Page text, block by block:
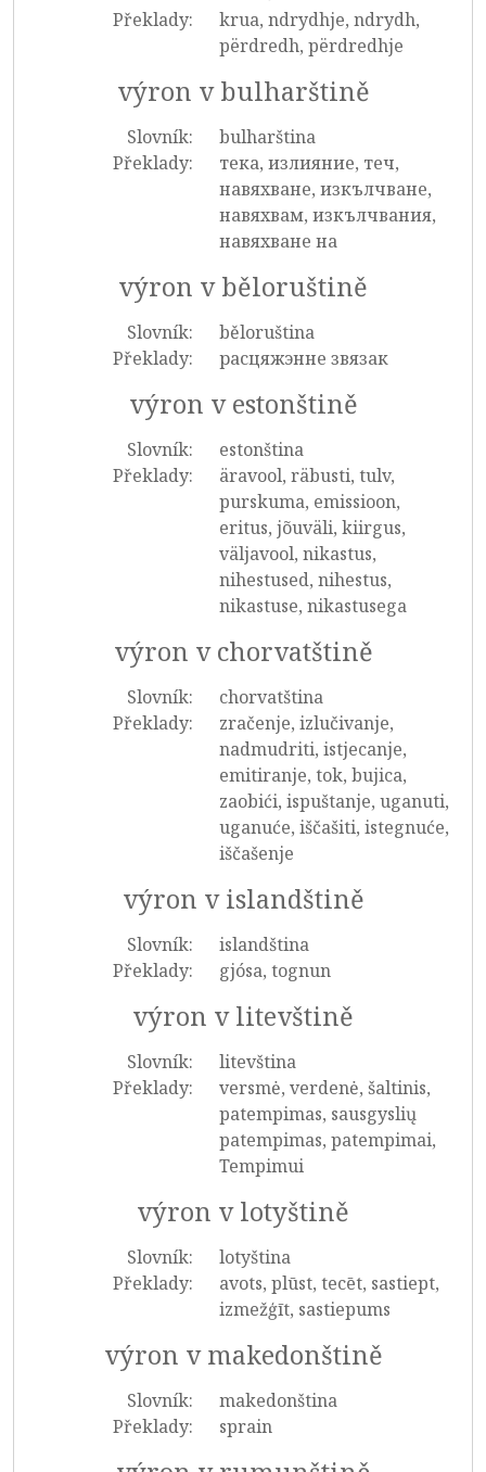
Překlady:
krua, ndrydhje, ndrydh,
përdredh, përdredhje
výron v bulharštině
Slovník:
bulharština
Překlady:
тека, излияние, теч,
навяхване, изкълчване,
навяхвам, изкълчвания,
навяхване на
výron v běloruštině
Slovník:
běloruština
Překlady:
расцяжэнне звязак
výron v estonštině
Slovník:
estonština
Překlady:
äravool, räbusti, tulv,
purskuma, emissioon,
eritus, jõuväli, kiirgus,
väljavool, nikastus,
nihestused, nihestus,
nikastuse, nikastusega
výron v chorvatštině
Slovník:
chorvatština
Překlady:
zračenje, izlučivanje,
nadmudriti, istjecanje,
emitiranje, tok, bujica,
zaobići, ispuštanje, uganuti,
uganuće, iščašiti, istegnuće,
iščašenje
výron v islandštině
Slovník:
islandština
Překlady:
gjósa, tognun
výron v litevštině
Slovník:
litevština
Překlady:
versmė, verdenė, šaltinis,
patempimas, sausgyslių
patempimas, patempimai,
Tempimui
výron v lotyštině
Slovník:
lotyština
Překlady:
avots, plūst, tecēt, sastiept,
izmežģīt, sastiepums
výron v makedonštině
Slovník:
makedonština
Překlady:
sprain